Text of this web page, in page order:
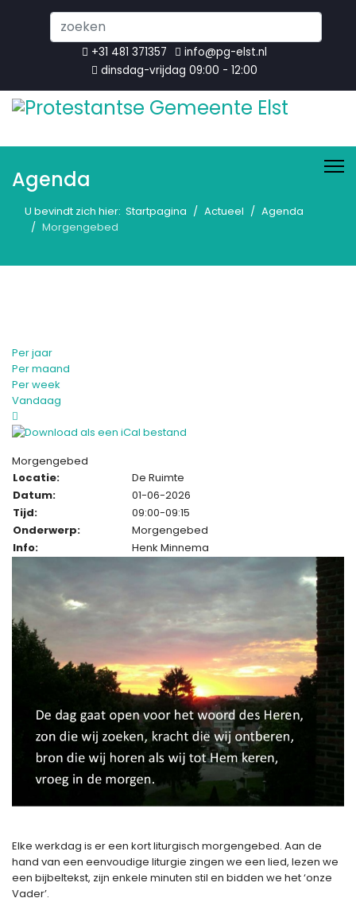
...
+31 481 371357
info@pg-elst.nl
dinsdag-vrijdag 09:00 - 12:00
Agenda
U bevindt zich hier: Startpagina Actueel
Agenda
Morgengebed
Per jaar
Per maand
Per week
Vandaag
Morgengebed
Locatie:
De Ruimte
Datum:
01-06-2026
Tijd:
09:00-09:15
Onderwerp:
Morgengebed
Info:
Henk Minnema
Elke werkdag is er een kort liturgisch morgengebed. Aan de
hand van een eenvoudige liturgie zingen we een lied, lezen we
een bijbeltekst, zijn enkele minuten stil en bidden we het ‘onze
Vader’.